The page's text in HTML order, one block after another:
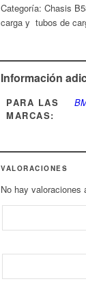
Categoría: Chasis
carga y tubos de
Información
PARA LAS
MARCAS:
VALORACIONES
No hay valoraciones